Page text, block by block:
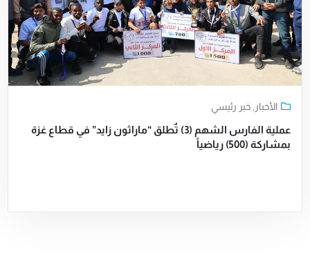
الأخبار ,خبر رئيسي
عملية الفارس الشهم (3) تٌطلق “ماراثون زايد” في قطاع غزة
بمشاركة (500) رياضياً